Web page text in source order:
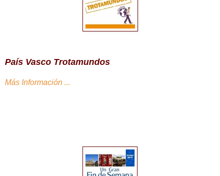
País Vasco Trotamundos
Más Información ...